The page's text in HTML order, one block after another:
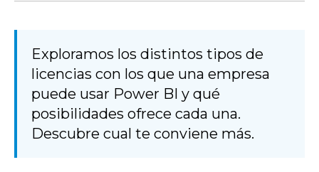
Exploramos los distintos tipos de
licencias con los que una empresa
puede usar Power BI y qué
posibilidades ofrece cada una.
Descubre cual te conviene más.